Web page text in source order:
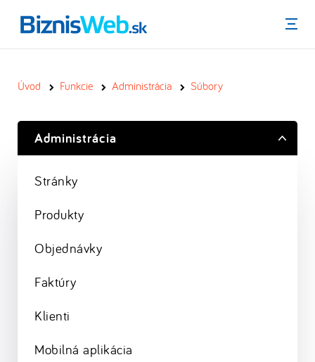
Menu
Úvod Funkcie Administrácia Súbory
Administrácia
Stránky
Produkty
Objednávky
Faktúry
Klienti
Mobilná aplikácia